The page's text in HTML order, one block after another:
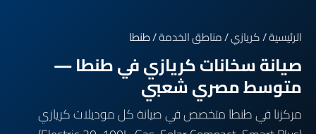
الرئيسية/كريازي/مناطق الخدمة/ طنطا
صيانة سخانات كريازي في طنطا —
متوسط مصري شعبي
مركزنا في طنطا متخصص في صيانة كل موديلات كريازي